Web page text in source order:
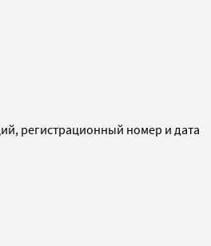
регистрационный номер и дата